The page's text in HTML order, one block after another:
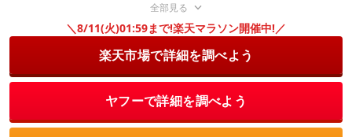
全部見る
＼8/11(火)01:59まで!楽天マラソン開催中!／
楽天市場で詳細を調べよう
ヤフーで詳細を調べよう